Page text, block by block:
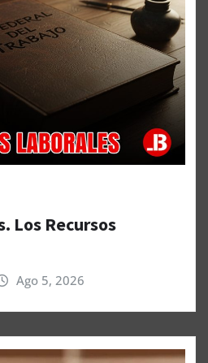
Los Recursos
Ago 5, 2026